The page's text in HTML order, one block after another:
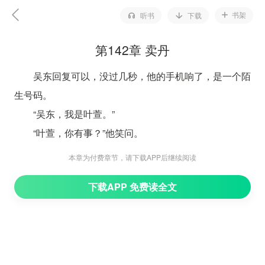
听书 下载 书架
第142章 卖丹
吴东回复可以，没过几秒，他的手机响了，是一个陌
生号码。
“吴东，我是叶萱。”
“叶萱，你有事？”他笑问。
“有件事请你帮忙。上次你以吴明仙的身份见过仇
吴东没立即答应，而是问：“什么事？”
本章为付费章节，请下载APP后继续阅读
下载APP 免费读全文